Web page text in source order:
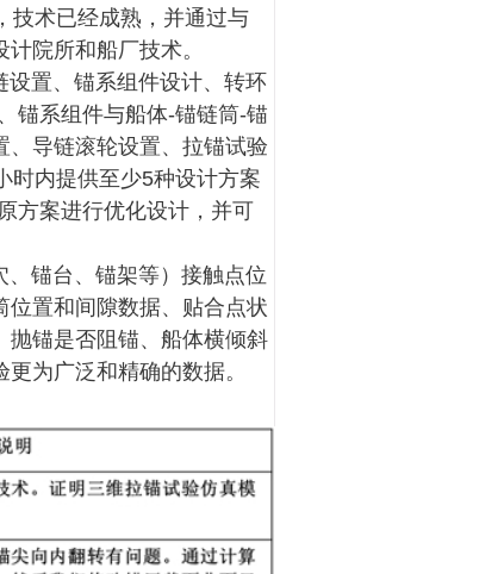
技术已经成熟，并通过与
院所和船厂技术。
置、锚系组件设计、转环
锚系组件与船体-锚链筒-锚
、导链滚轮设置、拉锚试验
时内提供至少5种设计方案
方案进行优化设计，并可
锚台、锚架等）接触点位
置和间隙数据、贴合点状
抛锚是否阻锚、船体横倾斜
为广泛和精确的数据。